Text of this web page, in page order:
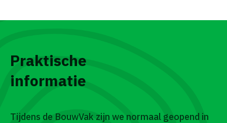
Praktische
informatie
Tijdens de BouwVak zijn we normaal geopend in